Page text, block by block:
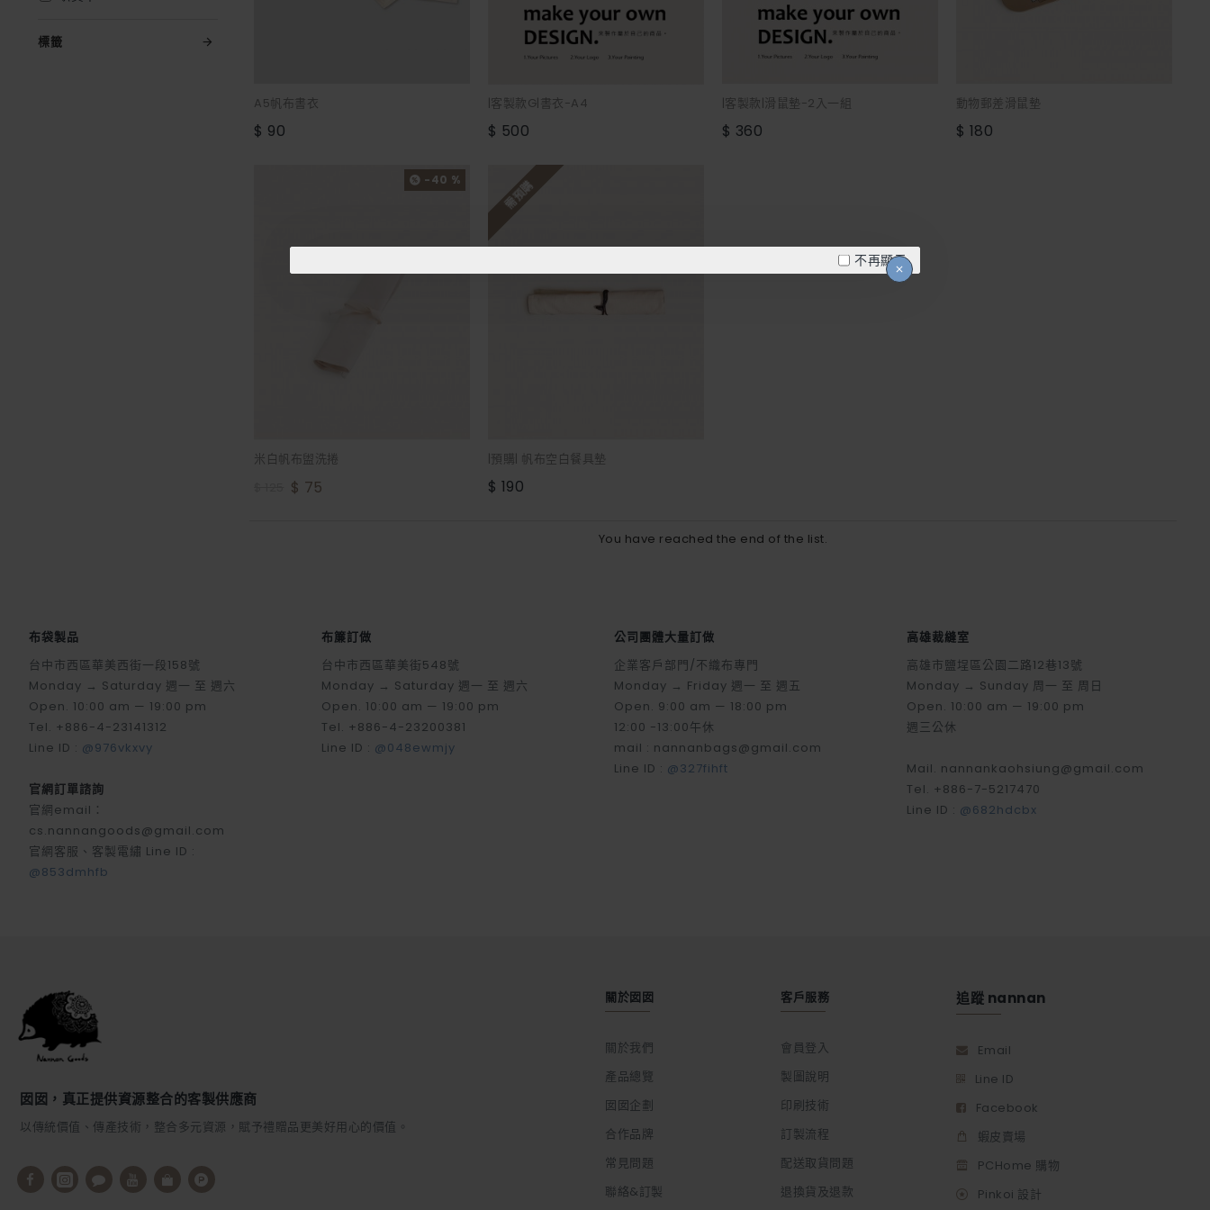
不再顯示
標籤
A5帆布書衣
$ 90
|客製款G|書衣-A4
$ 500
|客製款|滑鼠墊-2入一組
$ 360
動物郵差滑鼠墊
$ 180
-40 %
米白帆布盥洗捲
$ 75
需預購
|預購| 帆布空白餐具墊
$ 190
You have reached the end of the list.
布袋製品
台中市西區華美西街一段158號
Monday → Saturday 週一 至 週六
Open. 10:00 am — 19:00 pm
Tel. +886-4-23141312
Line ID : @976vkxvy
官網訂單諮詢
官網email：
cs.nannangoods@gmail.com
官網客服、客製電繡 Line ID :
@853dmhfb
布簾訂做
台中市西區華美街548號
Monday → Saturday 週一 至 週六
Open. 10:00 am — 19:00 pm
Tel. +886-4-23200381
Line ID : @048ewmjy
公司團體大量訂做
企業客戶部門/不織布專門
Monday → Friday 週一 至 週五
Open. 9:00 am — 18:00 pm
12:00 -13:00午休
mail : nannanbags@gmail.com
Line ID : @327fihft
高雄裁縫室
高雄市鹽埕區公園二路12巷13號
Monday → Sunday 周一 至 周日
Open. 10:00 am — 19:00 pm
週三公休
Mail. nannankaohsiung@gmail.com
Tel. +886-7-5217470
Line ID : @682hdcbx
囡囡，真正提供資源整合的客製供應商
以傳統價值、傳產技術，整合多元資源，賦予禮贈品更美好用心的價值。
關於囡囡
關於我們
產品總覽
囡囡企劃
合作品牌
常見問題
聯絡&訂製
客戶服務
會員登入
製圖說明
印刷技術
訂製流程
配送取貨問題
退換貨及退款
追蹤 nannan
Email
Line ID
Facebook
蝦皮賣場
PCHome 購物
Pinkoi 設計